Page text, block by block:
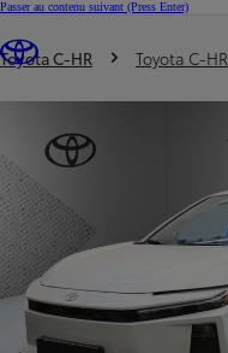
Passer au contenu suivant (Press Enter)
Trouvez un partenaire Toyota
Vous êtes ici
Toyota C-HR Toyota C-HR